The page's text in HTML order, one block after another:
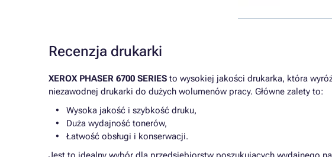
Recenzja drukarki
XEROX PHASER 6700 SERIES to wysokiej jakości drukarka, która
niezawodnej drukarki do dużych wolumenów pracy. Główne zalety to:
Wysoka jakość i szybkość druku,
Duża wydajność tonerów,
Łatwość obsługi i konserwacji.